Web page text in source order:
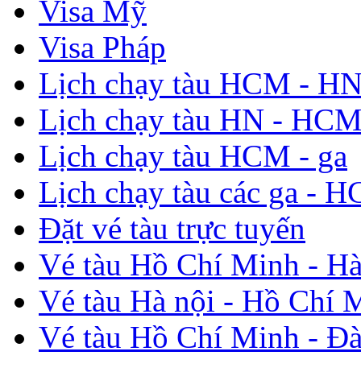
Visa Mỹ
Visa Pháp
Lịch chạy tàu HCM -
Lịch chạy tàu HN -
Lịch chạy tàu HCM - ga
Lịch chạy tàu các ga -
Đặt vé tàu trực tuyến
Vé tàu Hồ Chí Minh -
Vé tàu Hà nội - Hồ Chí
Vé tàu Hồ Chí Minh -